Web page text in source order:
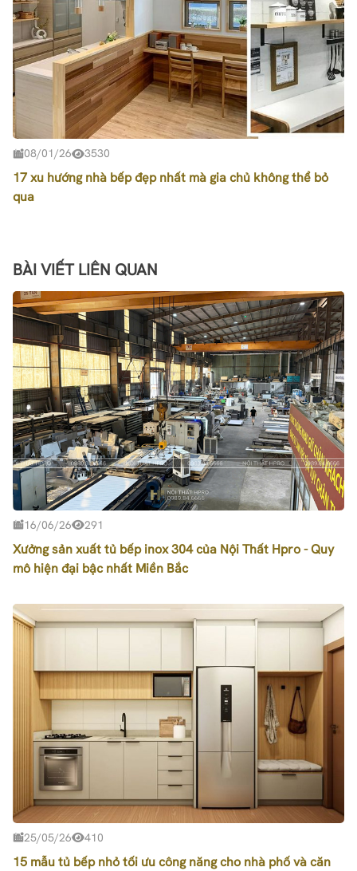
08/01/26 3530
17 xu hướng nhà bếp đẹp nhất mà gia chủ không thể bỏ
qua
BÀI VIẾT LIÊN QUAN
16/06/26 291
Xưởng sản xuất tủ bếp inox 304 của Nội Thất Hpro - Quy
mô hiện đại bậc nhất Miền Bắc
25/05/26 410
15 mẫu tủ bếp nhỏ tối ưu công năng cho nhà phố và căn